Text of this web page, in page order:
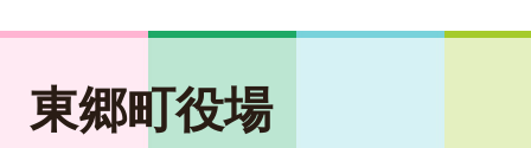
東郷町役場